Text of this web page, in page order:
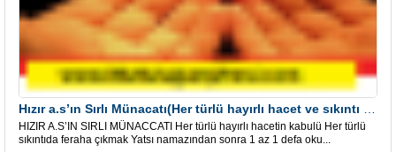
HIZIR A.S’IN SIRLI MÜNACCATI Her türlü hayırlı hacetin kabulü Her türlü
sıkıntıda feraha çıkmak Yatsı namazından sonra 1 az 1 defa oku...